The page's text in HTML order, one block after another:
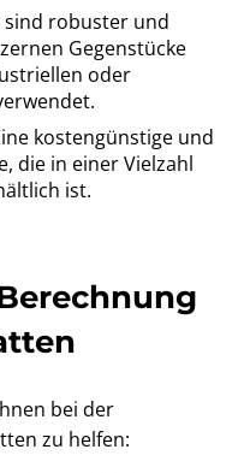
sind robuster und
Gegenstücke
oder
kostengünstige und
die in einer Vielzahl
ist.
bei der
zu helfen: